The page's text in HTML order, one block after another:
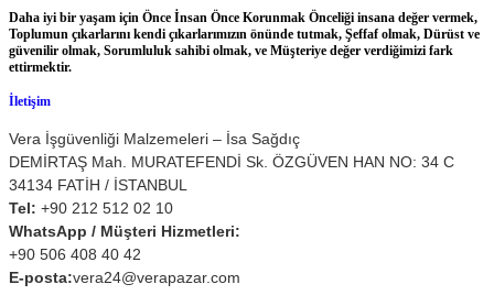
Daha iyi bir yaşam için Önce İnsan Önce Korunmak Önceliği insana değer vermek,
Toplumun çıkarlarını kendi çıkarlarımızın önünde tutmak, Şeffaf olmak, Dürüst ve
güvenilir olmak, Sorumluluk sahibi olmak, ve Müşteriye değer verdiğimizi fark
ettirmektir.
İletişim
Vera İşgüvenliği Malzemeleri – İsa Sağdıç
DEMİRTAŞ Mah. MURATEFENDİ Sk. ÖZGÜVEN HAN NO: 34 C
34134 FATİH / İSTANBUL
Tel: +90 212 512 02 10
WhatsApp / Müşteri Hizmetleri:
+90 506 408 40 42
E-posta:vera24@verapazar.com